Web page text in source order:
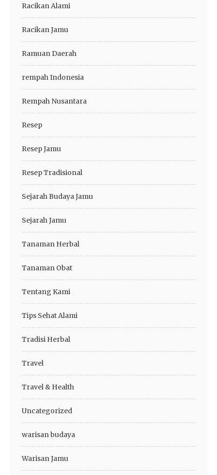
Racikan Alami
Racikan Jamu
Ramuan Daerah
rempah Indonesia
Rempah Nusantara
Resep
Resep Jamu
Resep Tradisional
Sejarah Budaya Jamu
Sejarah Jamu
Tanaman Herbal
Tanaman Obat
Tentang Kami
Tips Sehat Alami
Tradisi Herbal
Travel
Travel & Health
Uncategorized
warisan budaya
Warisan Jamu